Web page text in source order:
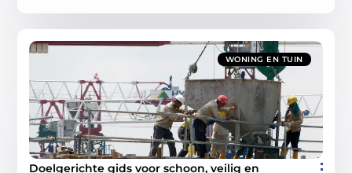
WONING EN TUIN
Doelgerichte gids voor schoon, veilig en